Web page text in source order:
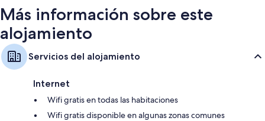
Más información sobre este
alojamiento
Servicios del alojamiento
Internet
Wifi gratis en todas las habitaciones
Wifi gratis disponible en algunas zonas comunes